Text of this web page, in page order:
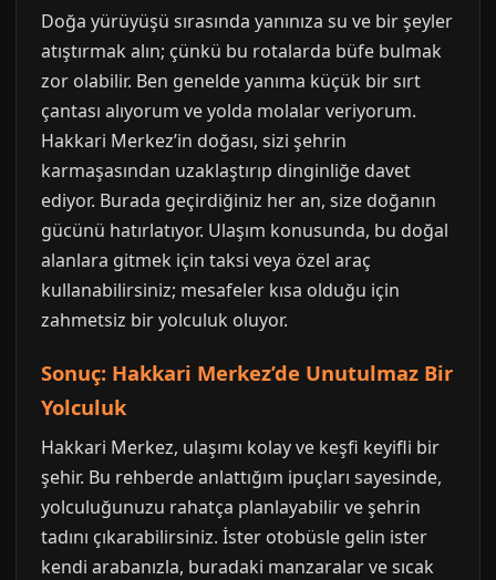
Doğa yürüyüşü sırasında yanınıza su ve bir şeyler
atıştırmak alın; çünkü bu rotalarda büfe bulmak
zor olabilir. Ben genelde yanıma küçük bir sırt
çantası alıyorum ve yolda molalar veriyorum.
Hakkari Merkez’in doğası, sizi şehrin
karmaşasından uzaklaştırıp dinginliğe davet
ediyor. Burada geçirdiğiniz her an, size doğanın
gücünü hatırlatıyor. Ulaşım konusunda, bu doğal
alanlara gitmek için taksi veya özel araç
kullanabilirsiniz; mesafeler kısa olduğu için
zahmetsiz bir yolculuk oluyor.
Sonuç: Hakkari Merkez’de Unutulmaz Bir
Yolculuk
Hakkari Merkez, ulaşımı kolay ve keşfi keyifli bir
şehir. Bu rehberde anlattığım ipuçları sayesinde,
yolculuğunuzu rahatça planlayabilir ve şehrin
tadını çıkarabilirsiniz. İster otobüsle gelin ister
kendi arabanızla, buradaki manzaralar ve sıcak